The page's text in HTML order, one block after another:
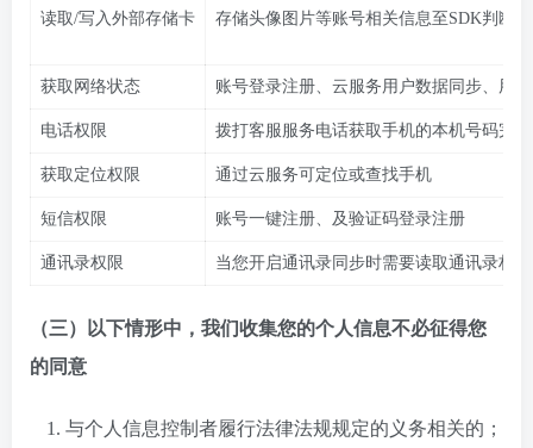
读取/写入外部存储卡 存储头像图片等账号相关信息至SDK判断
获取网络状态 账号登录注册、云服务用户数据同步、用
电话权限 拨打客服服务电话获取手机的本机号码完
获取定位权限 通过云服务可定位或查找手机
短信权限 账号一键注册、及验证码登录注册
通讯录权限 当您开启通讯录同步时需要读取通讯录权限
（三）以下情形中，我们收集您的个人信息不必征得您
的同意
与个人信息控制者履行法律法规规定的义务相关的；